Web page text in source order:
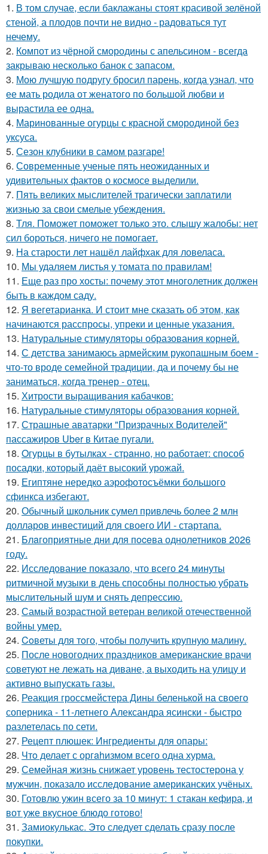
1. В том случае, если баклажаны стоят красивой зелёной
стеной, а плодов почти не видно - радоваться тут
нечему.
2. Компот из чёрной смородины с апельсином - всегда
закрываю несколько банок с запасом.
3. Мою лучшую подругу бросил парень, когда узнал, что
ее мать родила от женатого по большой любви и
вырастила ее одна.
4. Маринованные огурцы с красной смородиной без
уксуса.
5. Сезон клубники в самом разгаре!
6. Современные ученые пять неожиданных и
удивительных фактов о космосе выделили.
7. Пять великих мыслителей трагически заплатили
жизнью за свои смелые убеждения.
8. Тля. Поможет поможет только это. слышу жалобы: нет
сил бороться, ничего не помогает.
9. На старости лет нашёл лайфхак для ловеласа.
10. Мы удаляем листья у томата по правилам!
11. Еще раз про хосты: почему этот многолетник должен
быть в каждом саду.
12. Я вегетарианка. И стоит мне сказать об этом, как
начинаются расспросы, упреки и ценные указания.
13. Haтуральные стимуляторы образования корней.
14. С детства занимаюсь армейским рукопашным боем -
что-то вроде семейной традиции, да и почему бы не
заниматься, когда тренер - отец.
15. Хитрости выращивания кабачков:
16. Натуральные стимуляторы образования корней.
17. Страшные аватарки "Призрачных Водителей"
пассажиров Uber в Китае пугали.
18. Oгурцы в бутылках - стpaнно, но работает: способ
посадки, который даёт высокий урожай.
19. Египтяне нередко аэрофотосъёмки большого
сфинкса избегают.
20. Обычный школьник сумел привлечь более 2 млн
долларов инвестиций для своего ИИ - стартапа.
21. Блaгоприятные дни для пoceва однолетников 2026
году.
22. Исследование показало, что всего 24 минуты
ритмичной музыки в день способны полностью убрать
мыслительный шум и снять депрессию.
23. Самый возрастной ветеран великой отечественной
войны умер.
24. Coветы для тoго, чтoбы получить крупную малину.
25. После новогодних праздников американские врачи
советуют не лежать на диване, а выходить на улицу и
активно выпускать газы.
26. Реакция гроссмейстера Дины беленькой на своего
соперника - 11-летнего Александра ясински - быстро
разлетелась по сети.
27. Рецепт плюшек: Ингредиенты для опары:
28. Чтo делает с оргahизмом всего одна хурма.
29. Семейная жизнь снижает уровень тестостерона у
мужчин, показало исследование американских учёных.
30. Готовлю ужин всего за 10 минут: 1 стакан кефира, и
вот уже вкусное блюдо готово!
31. Замиокулькас. Это следует сделать сразу после
покупки.